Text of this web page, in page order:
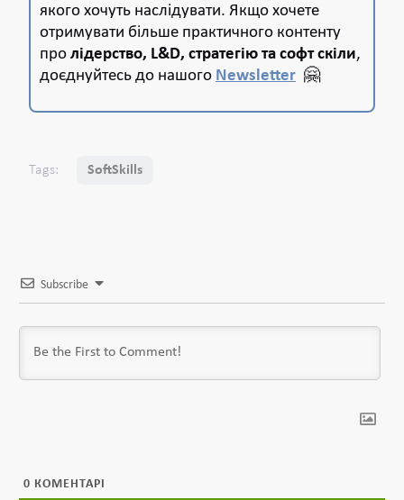
якого хочуть наслідувати. Якщо хочете
отримувати більше практичного контенту
про лідерство, L&D, стратегію та софт скіли,
доєднуйтесь до нашого Newsletter 🤗
Tags: SoftSkills
Subscribe
0 КОМЕНТАРІ